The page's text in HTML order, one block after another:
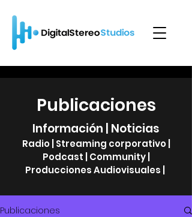
Publicaciones
Información | Noticias
Radio | Streaming corporativo |
Podcast | Community |
Producciones Audiovisuales |
Publicaciones